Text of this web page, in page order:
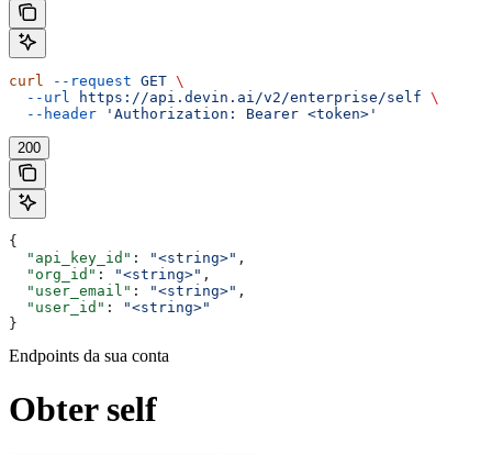
curl --request GET \
  --url
https://api.devin.ai/v2/enterprise/self \
  --header
'Authorization: Bearer <token>'
200
{
  "api_key_id"
: "<string>" ,
  "org_id"
: "<string>" ,
  "user_email"
: "<string>" ,
  "user_id"
:
"<string>"
}
Endpoints da sua conta
Obter self